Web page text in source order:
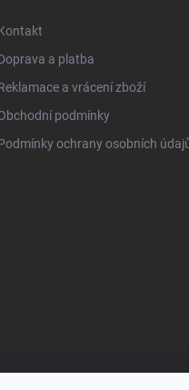
a platba
a vrácení zboží
podmínky
ochrany osobních